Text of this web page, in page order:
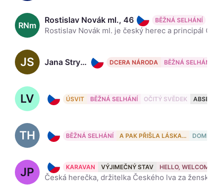
RNm
Rostislav Novák ml., 46 BĚŽNÁ SELHÁNÍ
JS Jana Stryková, 47 DCERA NÁRODA BĚŽNÁ SELHÁNÍ
LV Luboš Veselý, 64
ÚSVIT BĚŽNÁ SELHÁNÍ OČITÝ SVĚDEK
TH Tereza Hofová, 46
BĚŽNÁ SELHÁNÍ A PAK PŘIŠLA LÁSKA...
JP Jana Plodková, 45
KARAVAN VÝJIMEČNÝ STAV HELLO, WELCOME